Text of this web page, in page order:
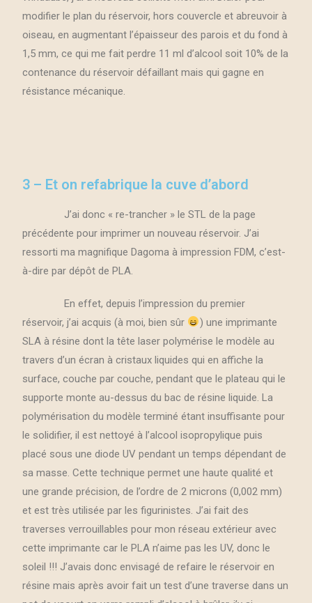
modifier le plan du réservoir, hors couvercle et abreuvoir à
oiseau, en augmentant l’épaisseur des parois et du fond à
1,5 mm, ce qui me fait perdre 11 ml d’alcool soit 10% de la
contenance du réservoir défaillant mais qui gagne en
résistance mécanique.
3 – Et on refabrique la cuve d’abord
J’ai donc « re-trancher » le STL de la page
précédente pour imprimer un nouveau réservoir. J’ai
ressorti ma magnifique Dagoma à impression FDM, c’est-
à-dire par dépôt de PLA.
En effet, depuis l’impression du premier
réservoir, j’ai acquis (à moi, bien sûr
) une imprimante
SLA à résine dont la tête laser polymérise le modèle au
travers d’un écran à cristaux liquides qui en affiche la
surface, couche par couche, pendant que le plateau qui le
supporte monte au-dessus du bac de résine liquide. La
polymérisation du modèle terminé étant insuffisante pour
le solidifier, il est nettoyé à l’alcool isopropylique puis
placé sous une diode UV pendant un temps dépendant de
sa masse. Cette technique permet une haute qualité et
une grande précision, de l’ordre de 2 microns (0,002 mm)
et est très utilisée par les figurinistes. J’ai fait des
traverses verrouillables pour mon réseau extérieur avec
cette imprimante car le PLA n’aime pas les UV, donc le
soleil !!! J’avais donc envisagé de refaire le réservoir en
résine mais après avoir fait un test d’une traverse dans un